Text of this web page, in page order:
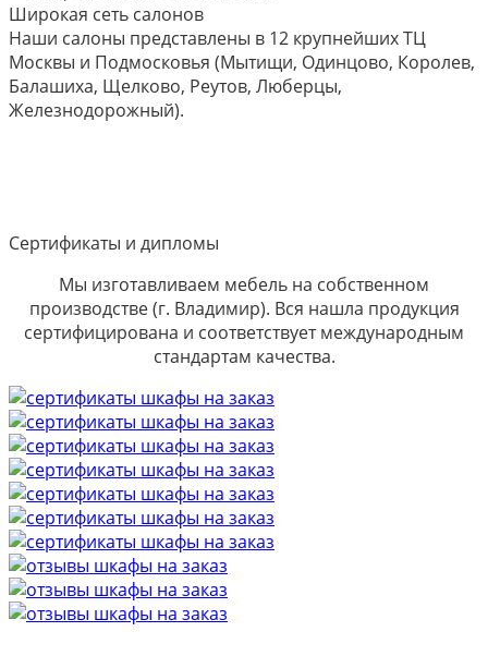
Широкая сеть салонов
Наши салоны представлены в 12 крупнейших ТЦ
Москвы и Подмосковья (Мытищи, Одинцово, Королев,
Балашиха, Щелково, Реутов, Люберцы,
Железнодорожный).
Сертификаты и дипломы
Мы изготавливаем мебель на собственном
производстве (г. Владимир). Вся нашла продукция
сертифицирована и соответствует международным
стандартам качества.